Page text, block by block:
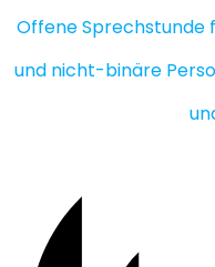
Offene Sprechstunde
und nicht-binäre